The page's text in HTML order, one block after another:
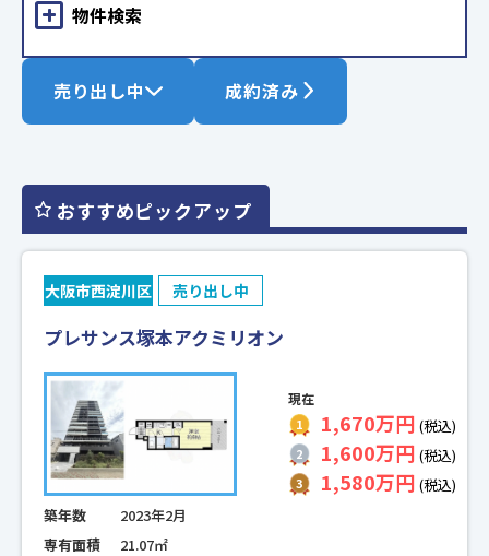
売り出し中 成約済み
おすすめピックアップ
大阪市西淀川区 売り出し中
プレサンス塚本アクミリオン
現在
1,670万円 (税込)
1,600万円 (税込)
1,580万円 (税込)
築年数
2023年2月
専有面積
21.07㎡
物件検索